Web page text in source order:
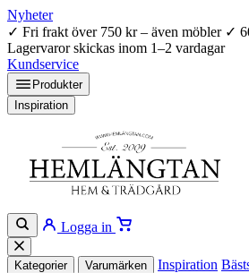
Nyheter
✓ Fri frakt över 750 kr – även möbler ✓
Lagervaror skickas inom 1–2 vardagar
Kundservice
Produkter
Inspiration
Logga in
Kategorier Varumärken Inspiration